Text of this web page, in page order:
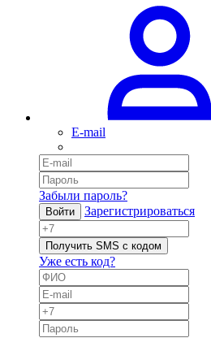
E-mail
Забыли пароль?
Войти Зарегистрироваться
Получить SMS с кодом
Уже есть код?